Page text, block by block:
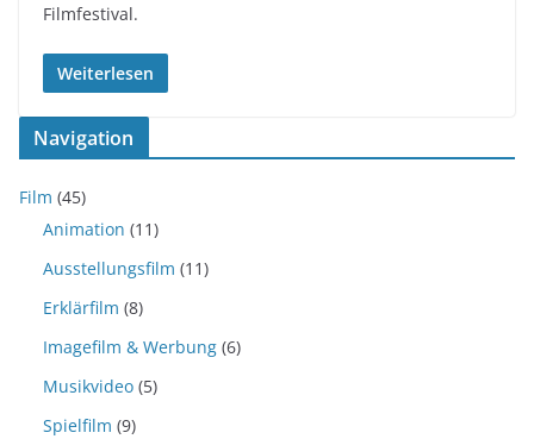
Filmfestival.
Weiterlesen
Navigation
Film (45)
Animation (11)
Ausstellungsfilm (11)
Erklärfilm (8)
Imagefilm & Werbung (6)
Musikvideo (5)
Spielfilm (9)